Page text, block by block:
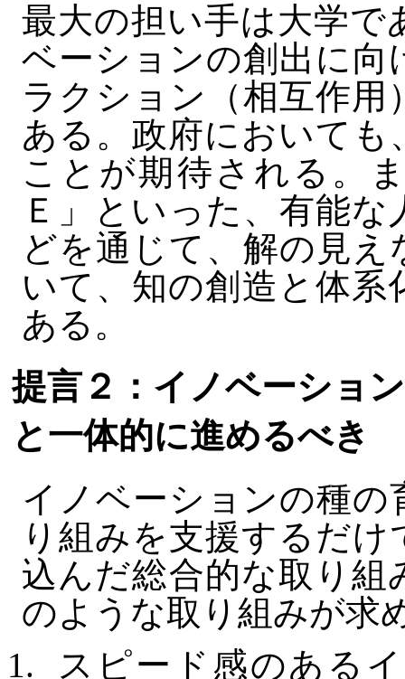
最大の担い手は大学で
ベーションの創出に向
ラクション（相互作
ある。政府において
ことが期待される。
Ｅ」といった、有能
どを通じて、解の見
いて、知の創造と体
ある。
提言２：イノベーショ
と一体的に進めるべき
イノベーションの種
り組みを支援するだ
込んだ総合的な取り組
のような取り組みが求
スピード感のある